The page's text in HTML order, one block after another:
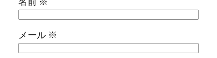
メール ※